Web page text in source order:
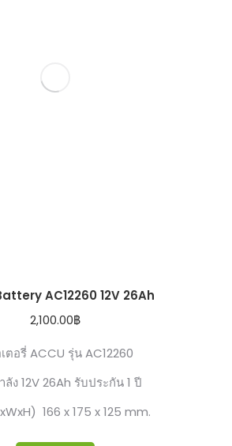
AC12260 12V 26Ah
2,100.00฿
ตอรี่ ACCU รุ่น AC12260
ง 12V 26Ah รับประกัน 1 ปี
166 x 175 x 125 mm.